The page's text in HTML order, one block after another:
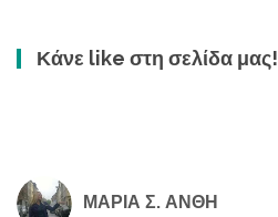
Κάνε like στη σελίδα μας!
ΜΑΡΙΑ Σ. ΑΝΘΗ